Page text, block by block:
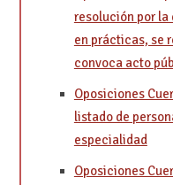
resolución por la
en prácticas, se
convoca acto
Oposiciones
listado de
especialidad
Oposiciones